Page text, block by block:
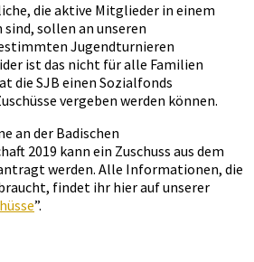
die aktive Mitglieder in einem
sind, sollen an unseren
Jugendturnieren
ist das nicht für alle Familien
die SJB einen Sozialfonds
vergeben werden können.
an der Badischen
2019 kann ein Zuschuss aus dem
werden. Alle Informationen, die
findet ihr hier auf unserer
”.